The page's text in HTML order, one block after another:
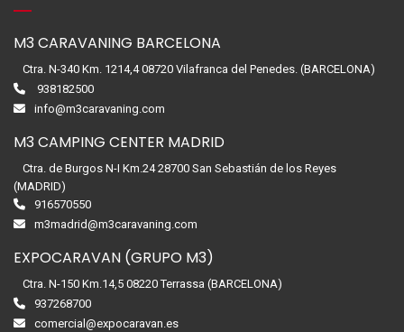
M3 CARAVANING BARCELONA
Ctra. N-340 Km. 1214,4 08720 Vilafranca del Penedes. (BARCELONA)
938182500
info@m3caravaning.com
M3 CAMPING CENTER MADRID
Ctra. de Burgos N-I Km.24 28700 San Sebastián de los Reyes
(MADRID)
916570550
m3madrid@m3caravaning.com
EXPOCARAVAN (GRUPO M3)
Ctra. N-150 Km.14,5 08220 Terrassa (BARCELONA)
937268700
comercial@expocaravan.es